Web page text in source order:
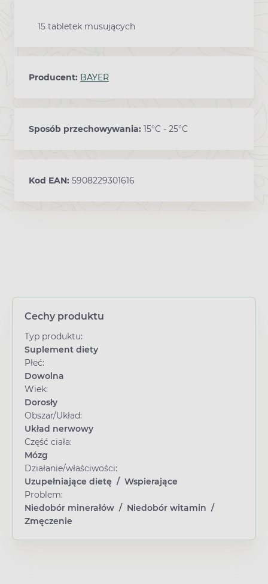
15 tabletek musujących
Producent: BAYER
Sposób przechowywania: 15°C - 25°C
Kod EAN: 5908229301616
Cechy produktu
Typ produktu:
Suplement diety
Płeć:
Dowolna
Wiek:
Dorosły
Obszar/Układ:
Układ nerwowy
Część ciała:
Mózg
Działanie/właściwości:
Uzupełniające dietę / Wspierające
Problem:
Niedobór minerałów / Niedobór witamin /
Zmęczenie